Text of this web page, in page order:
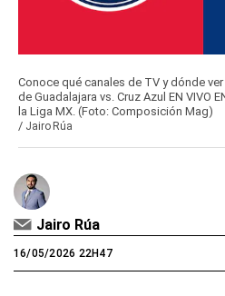
Conoce qué canales de TV y dónde
de Guadalajara vs. Cruz Azul EN VIVO
la Liga MX. (Foto: Composición Mag)
/ Jairo Rúa
Jairo Rúa
16/05/2026 22H47